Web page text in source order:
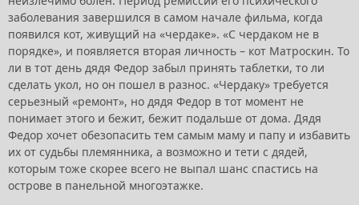
заболевания завершился в самом начале фильма, когда
появился кот, живущий на «чердаке». «С чердаком не в
порядке», и появляется вторая личность – кот Матроскин. То
ли в тот день дядя Федор забыл принять таблетки, то ли
сделать укол, но он пошел в разнос. «Чердаку» требуется
серьезный «ремонт», но дядя Федор в тот момент не
понимает этого и бежит, бежит подальше от дома. Дядя
Федор хочет обезопасить тем самым маму и папу и избавить
их от судьбы племянника, а возможно и тети с дядей,
которым тоже скорее всего не выпал шанс спастись на
острове в панельной многоэтажке.